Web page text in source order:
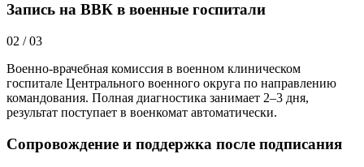
Запись на ВВК в военные госпитали
02 /03
Военно-врачебная комиссия в военном клиническом
госпитале Центрального военного округа по направлению
командования. Полная диагностика занимает 2–3 дня,
результат поступает в военкомат автоматически.
Сопровождение и поддержка после подписания